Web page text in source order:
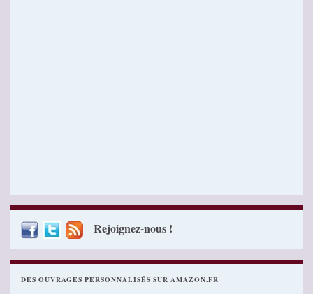
Rejoignez-nous !
DES OUVRAGES PERSONNALISÉS SUR AMAZON.FR